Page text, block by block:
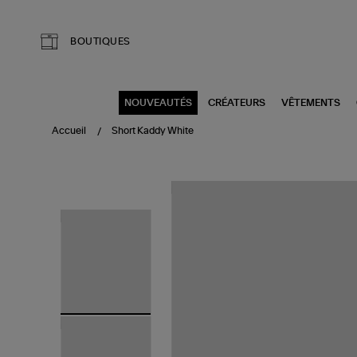
BOUTIQUES
NOUVEAUTÉS CRÉATEURS VÊTEMENTS
Accueil Short Kaddy White